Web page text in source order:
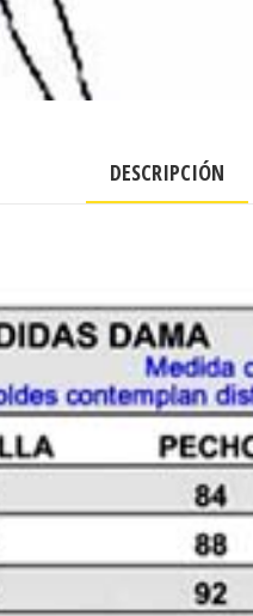
DESCRIPCIÓN